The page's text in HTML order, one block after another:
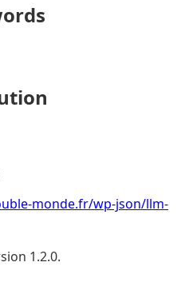
monde.fr/wp-json/llm-
1.2.0.